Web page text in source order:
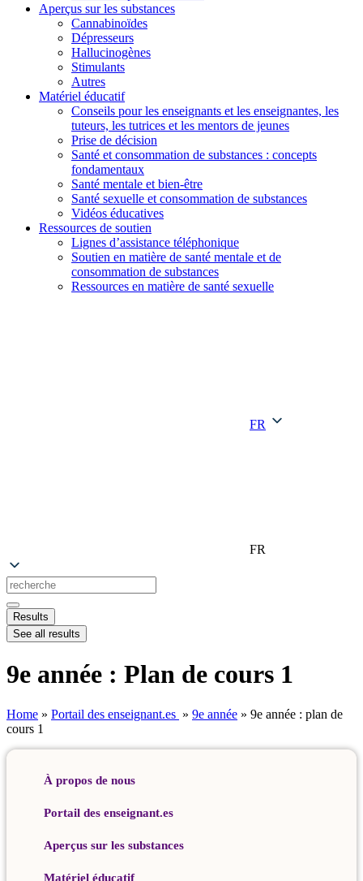
Aperçus sur les substances
Cannabinoïdes
Dépresseurs
Hallucinogènes
Stimulants
Autres
Matériel éducatif
Conseils pour les enseignants et les enseignantes, les
tuteurs, les tutrices et les mentors de jeunes
Prise de décision
Santé et consommation de substances : concepts
fondamentaux
Santé mentale et bien-être
Santé sexuelle et consommation de substances
Vidéos éducatives
Ressources de soutien
Lignes d’assistance téléphonique
Soutien en matière de santé mentale et de
consommation de substances
Ressources en matière de santé sexuelle
FR
FR
Search
...
Results
See all results
9e année : Plan de cours 1
Home » Portail des enseignant.es » 9e année » 9e année : plan de
cours 1
À propos de nous
Portail des enseignant.es
Aperçus sur les substances
Matériel éducatif